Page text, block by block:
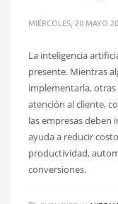
MIÉRCOLES, 20 MAYO
La inteligencia
presente. Mientras
implementarla,
atención al cliente,
las empresas deben
ayuda a reducir
productividad,
conversiones.